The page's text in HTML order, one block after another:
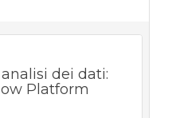
dei dati:
Platform